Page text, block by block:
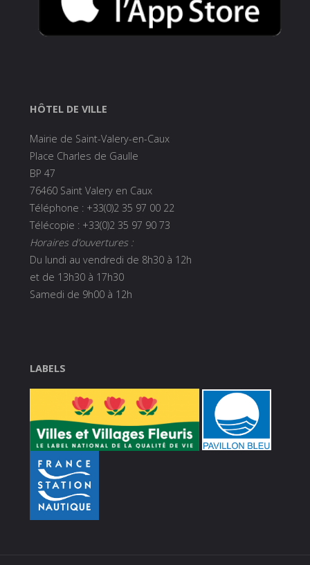
HÔTEL DE VILLE
Mairie de Saint-Valery-en-Caux
Place Charles de Gaulle
BP 47
76460 Saint Valery en Caux
Téléphone : +33(0)2 35 97 00 22
Télécopie : +33(0)2 35 97 90 73
Horaires d’ouvertures :
Du lundi au vendredi de 8h30 à 12h
et de 13h30 à 17h30
Samedi de 9h00 à 12h
LABELS